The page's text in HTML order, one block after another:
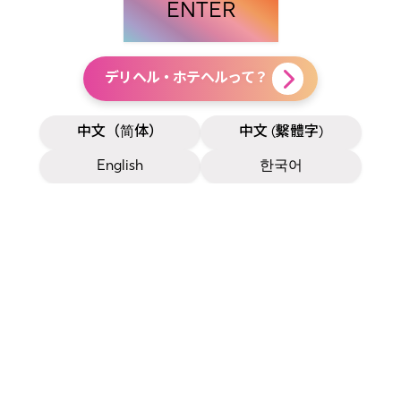
ENTER
デリヘル・ホテヘルって？
中文（简体） 中文 (繫體字)
English 한국어